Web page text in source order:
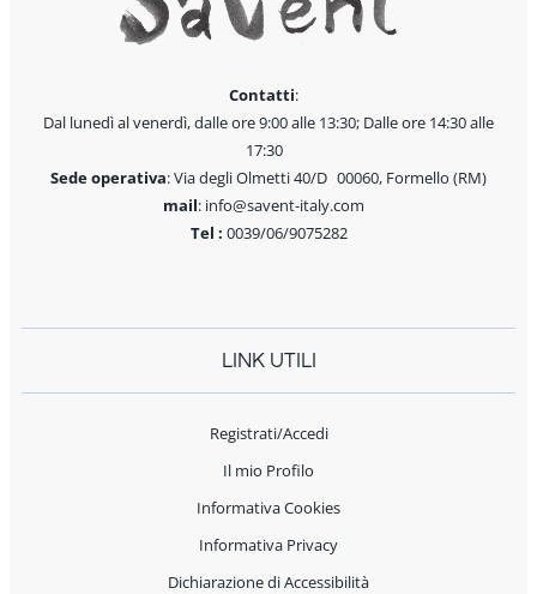
Contatti:
Dal lunedì al venerdì, dalle ore 9:00 alle 13:30; Dalle ore 14:30 alle
17:30
Sede operativa: Via degli Olmetti 40/D 00060, Formello (RM)
mail: info@savent-italy.com
Tel : 0039/06/9075282
LINK UTILI
Registrati/Accedi
Il mio Profilo
Informativa Cookies
Informativa Privacy
Dichiarazione di Accessibilità